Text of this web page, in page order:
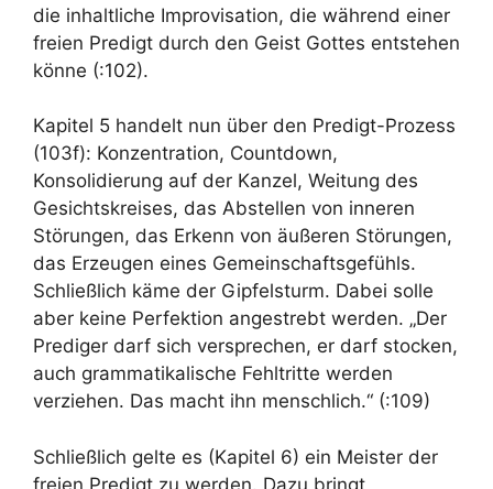
die inhaltliche Improvisation, die während einer
freien Predigt durch den Geist Gottes entstehen
könne (:102).
Kapitel 5 handelt nun über den Predigt-Prozess
(103f): Konzentration, Countdown,
Konsolidierung auf der Kanzel, Weitung des
Gesichtskreises, das Abstellen von inneren
Störungen, das Erkenn von äußeren Störungen,
das Erzeugen eines Gemeinschaftsgefühls.
Schließlich käme der Gipfelsturm. Dabei solle
aber keine Perfektion angestrebt werden. „Der
Prediger darf sich versprechen, er darf stocken,
auch grammatikalische Fehltritte werden
verziehen. Das macht ihn menschlich.“ (:109)
Schließlich gelte es (Kapitel 6) ein Meister der
freien Predigt zu werden. Dazu bringt